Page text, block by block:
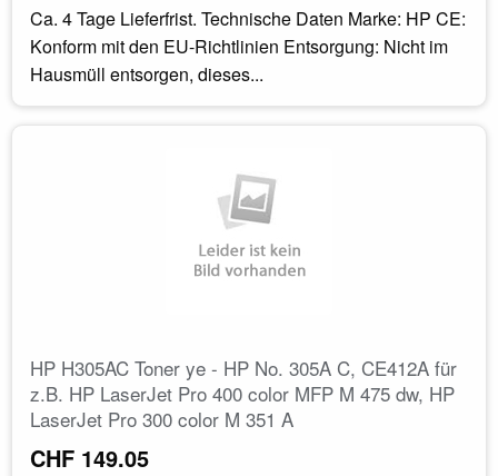
Ca. 4 Tage Lieferfrist. Technische Daten Marke: HP CE:
Konform mit den EU-Richtlinien Entsorgung: Nicht im
Hausmüll entsorgen, dieses...
HP H305AC Toner ye - HP No. 305A C, CE412A für
z.B. HP LaserJet Pro 400 color MFP M 475 dw, HP
LaserJet Pro 300 color M 351 A
CHF 149.05